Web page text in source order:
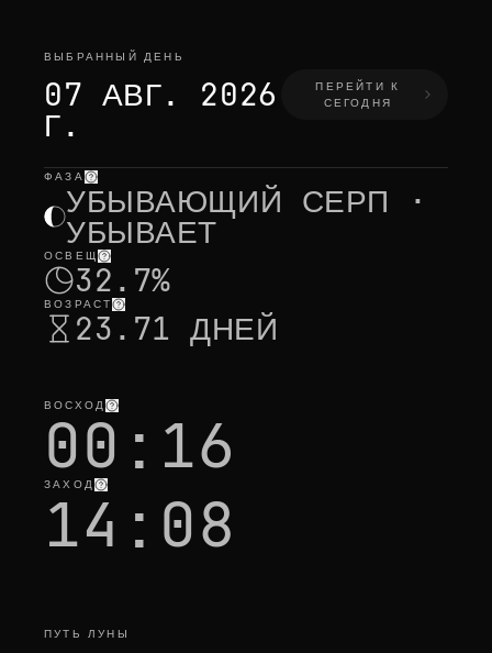
ВЫБРАННЫЙ ДЕНЬ
07 АВГ. 2026
Г.
ПЕРЕЙТИ К
СЕГОДНЯ
выбранный день позиция
ФАЗА
УБЫВАЮЩИЙ СЕРП ·
УБЫВАЕТ
ОСВЕЩ
32.7%
ВОЗРАСТ
23.71 ДНЕЙ
ВОСХОД
00:16
ЗАХОД
14:08
ПУТЬ ЛУНЫ